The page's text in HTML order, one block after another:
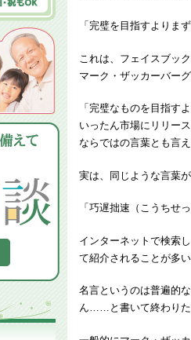
「完璧を目指すよりま
これは、フェイスブッ
マーク・ザッカーバー
「完璧なものを目指す
いったん市場にリリー
ならではの言葉とも言
実は、同じような言葉
「巧遅拙速（こうち
インターネットで検索
て紹介されることが多
名言というのは普遍的
ん……と書いて終わりた